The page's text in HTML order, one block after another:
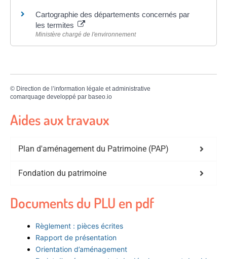
Cartographie des départements concernés par
les termites
Ministère chargé de l'environnement
© Direction de l’information légale et administrative
comarquage developpé par baseo.io
Aides aux travaux
Plan d'aménagement du Patrimoine (PAP)
Fondation du patrimoine
Documents du PLU en pdf
Règlement : pièces écrites
Rapport de présentation
Orientation d’aménagement